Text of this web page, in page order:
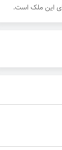
این ملک است.